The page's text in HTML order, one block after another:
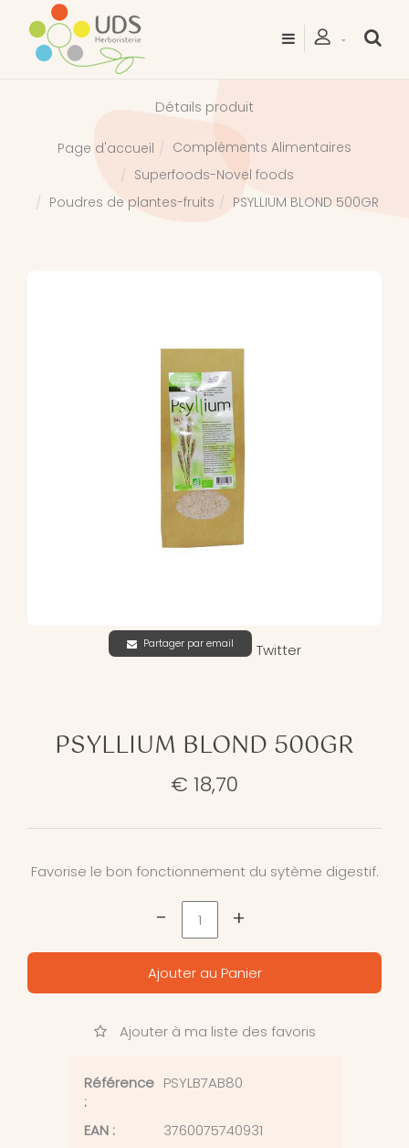
Détails produit
Page d'accueil
Compléments Alimentaires
Superfoods-Novel foods
Poudres de plantes-fruits
PSYLLIUM BLOND 500GR
Partager par email Twitter
PSYLLIUM BLOND 500GR
€ 18,70
Favorise le bon fonctionnement du sytème digestif.
- +
Ajouter au Panier
Ajouter à ma liste des favoris
Référence
:
PSYLB7AB80
EAN :
3760075740931